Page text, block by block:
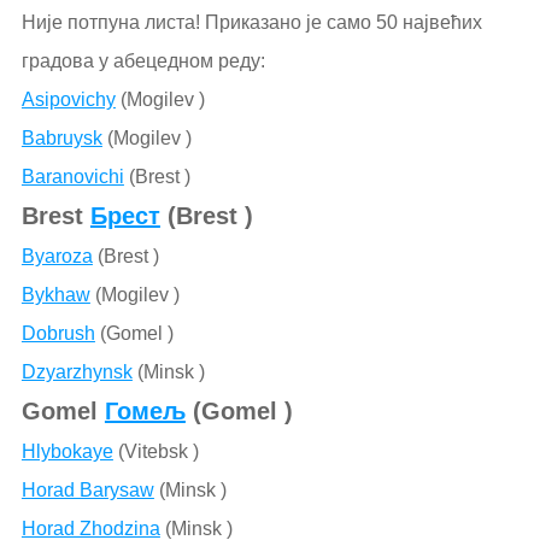
Није потпуна листа! Приказано је само 50 највећих
градова у абецедном реду:
Asipovichy(Mogilev )
Babruysk(Mogilev )
Baranovichi (Brest )
Brest Брест(Brest )
Byaroza (Brest )
Bykhaw(Mogilev )
Dobrush (Gomel )
Dzyarzhynsk(Minsk )
Gomel Гомељ(Gomel )
Hlybokaye(Vitebsk )
Horad Barysaw(Minsk )
Horad Zhodzina (Minsk )